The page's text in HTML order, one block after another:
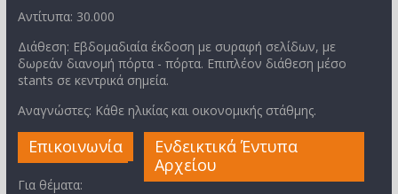
Αντίτυπα: 30.000
Διάθεση: Εβδομαδιαία έκδοση με συραφή σελίδων, με
δωρεάν διανομή πόρτα - πόρτα. Επιπλέον διάθεση μέσο
stants σε κεντρικά σημεία.
Αναγνώστες: Κάθε ηλικίας και οικονομικής στάθμης.
Επικοινωνία
Για θέματα:
Ενδεικτικά Έντυπα
Αρχείου